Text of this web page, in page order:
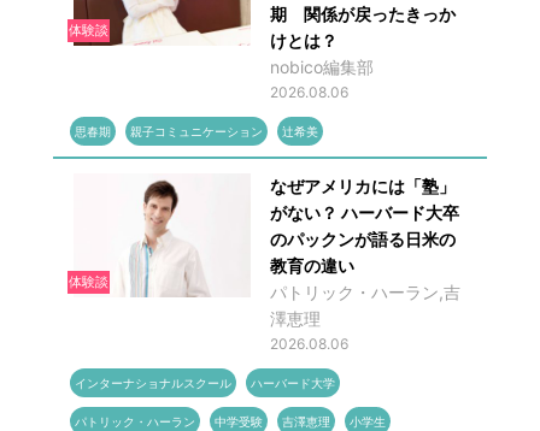
体験談
期 関係が戻ったきっか
けとは？
nobico編集部
2026.08.06
思春期 親子コミュニケーション 辻希美
体験談
なぜアメリカには「塾」
がない？ ハーバード大卒
のパックンが語る日米の
教育の違い
パトリック・ハーラン,吉
澤恵理
2026.08.06
インターナショナルスクール ハーバード大学
パトリック・ハーラン 中学受験 吉澤恵理 小学生